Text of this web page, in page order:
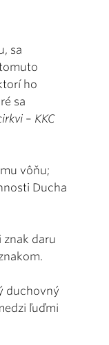
sa
ho
sa
– KKC
vôňu;
Ducha
znak daru
duchovný
ľuďmi